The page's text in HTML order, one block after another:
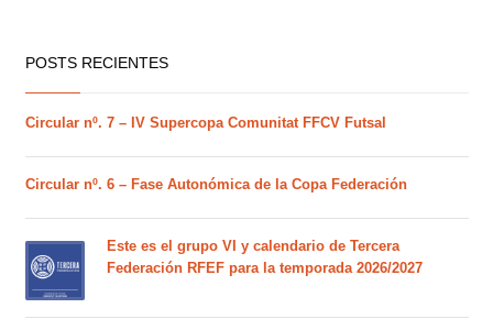
POSTS RECIENTES
Circular nº. 7 – IV Supercopa Comunitat FFCV Futsal
Circular nº. 6 – Fase Autonómica de la Copa Federación
Este es el grupo VI y calendario de Tercera
Federación RFEF para la temporada 2026/2027